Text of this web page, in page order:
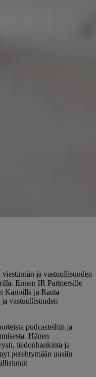
ja vastuullisuuden
Ennen IR Partnersille
Kanoilla ja Rauta
vastuullisuuden
podcasteihin ja
Hänen
tiedonhankinta ja
perehtymään uusiin